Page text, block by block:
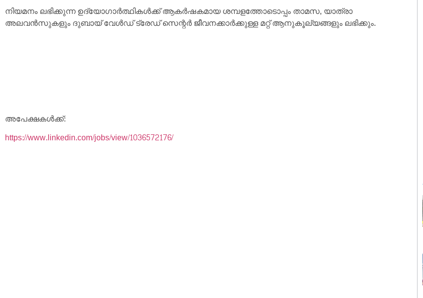
നിയമനം ലഭിക്കുന്ന ഉദ്യോഗാർത്ഥികൾക്ക് ആകർഷകമായ ശമ്പളത്തോടൊപ്പം താമസ, യാത്രാ
അലവൻസുകളും ദുബായ് വേൾഡ് ട്രേഡ് സെന്റർ ജീവനക്കാർക്കുള്ള മറ്റ് ആനുകൂല്യങ്ങളും ലഭിക്കും.
അപേക്ഷകൾക്ക്:
https://www.linkedin.com/jobs/view/1036572176/